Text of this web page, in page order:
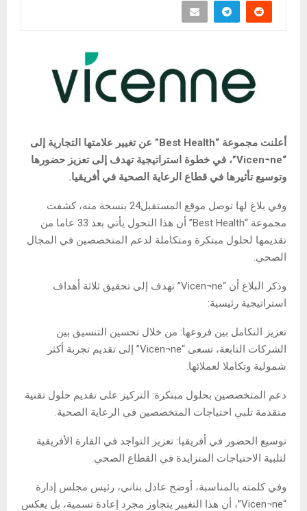
أعلنت مجموعة “Best Health” عن تغيير علامتها التجارية إلى
“Vicen¬ne”، في خطوة استراتيجية تهدف إلى تعزيز حضورها
وتوسيع تأثيرها في قطاع الرعاية الصحية في أفريقيا.
وفي بلاغ لها توصل موقع المستقبل24 بنسخة منه، كشفت
مجموعة “Best Health” أن هذا التحول يأتي بعد 33 عاما من
تقديمها لحلول مبتكرة ومتكاملة لدعم المتخصصين في المجال
الصحي.
وذكر البلاغ أن “Vicen¬ne” تهدف إلى تحقيق ثلاثة أهداف
استراتيجية رئيسية:
تعزيز التكامل بين فروعها: من خلال تحسين التنسيق بين
الشركات التابعة، تسعى “Vicen¬ne” إلى تقديم تجربة أكثر
شمولية وتكاملا لعملائها.
دعم المتخصصين بحلول مبتكرة: التركيز على تقديم حلول تقنية
متقدمة تلبي احتياجات المتخصصين في الرعاية الصحية.
توسيع الحضور في أفريقيا: تعزيز التواجد في القارة الأفريقية
لتلبية الاحتياجات المتزايدة في القطاع الصحي.
وفي كلمته بالمناسبة، أوضح عادل بناني، رئيس مجلس إدارة
“Vicen¬ne”، أن هذا التغيير يتجاوز مجرد إعادة تسمية، بل يعكس